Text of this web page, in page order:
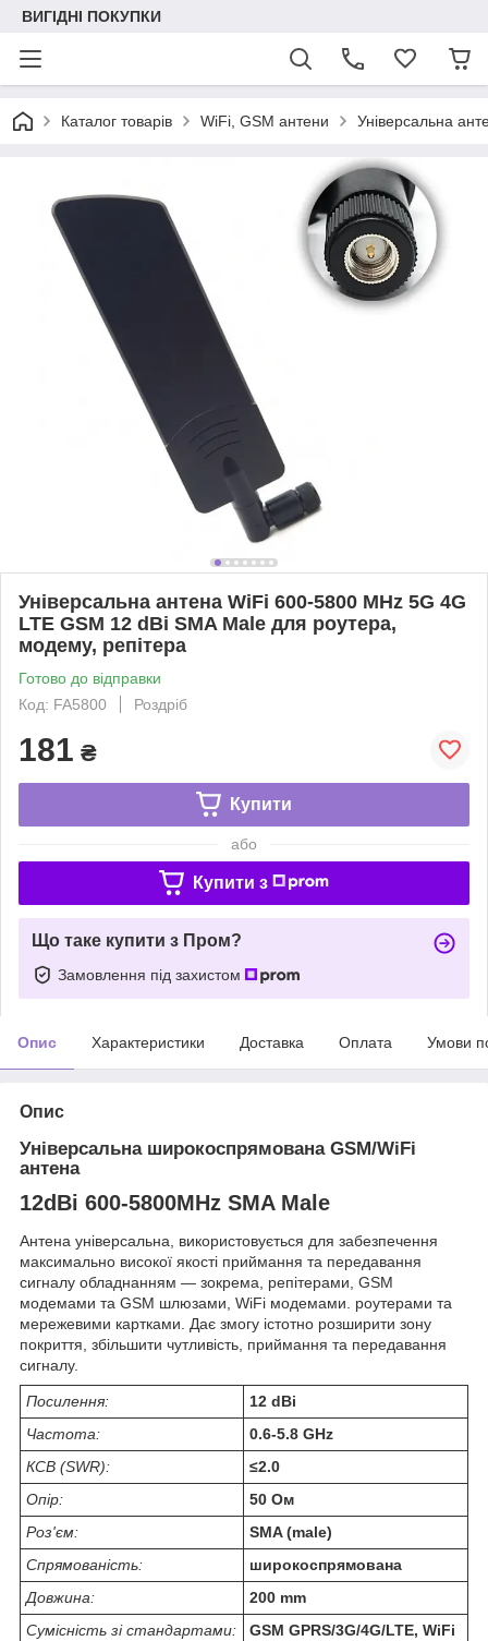
ВИГІДНІ ПОКУПКИ
Каталог товарів WiFi, GSM антени Універсальна
Універсальна антена WiFi 600-5800 MHz 5G 4G
LTE GSM 12 dBi SMA Male для роутера,
модему, репітера
Готово до відправки
Код: FA5800
Роздріб
181 ₴
Купити
або
Купити з
Що таке купити з Пром?
Замовлення під захистом
Опис Характеристики Доставка Оплата Умови
Опис
Універсальна широкоспрямована GSM/WiFi
антена
12dBi 600-5800MHz SMA Male
Антена універсальна, використовується для забезпечення
максимально високої якості приймання та передавання
сигналу обладнанням — зокрема, репітерами, GSM
модемами та GSM шлюзами, WiFi модемами. роутерами та
мережевими картками. Дає змогу істотно розширити зону
покриття, збільшити чутливість, приймання та передавання
сигналу.
Посилення:
12 dBi
Частота:
0.6-5.8 GHz
КСВ (SWR):
≤2.0
Опір:
50 Ом
Роз'єм:
SMA (male)
Спрямованість:
широкоспрямована
Довжина:
200 mm
Сумісність зі стандартами:
GSM GPRS/3G/4G/LTE, WiFi